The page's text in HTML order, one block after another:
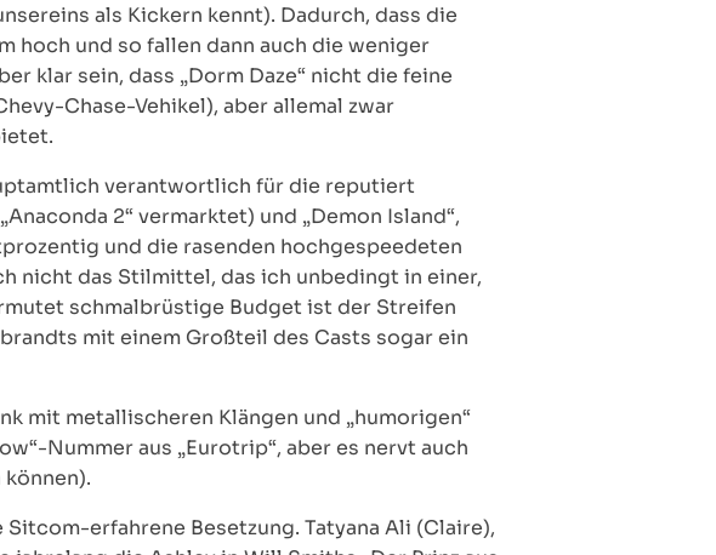
als Kickern kennt). Dadurch, dass die
hoch und so fallen dann auch die weniger
klar sein, dass „Dorm Daze“ nicht die feine
Chase-Vehikel), aber allemal zwar
verantwortlich für die reputiert
2“ vermarktet) und „Demon Island“,
und die rasenden hochgespeedeten
nicht das Stilmittel, das ich unbedingt in einer,
schmalbrüstige Budget ist der Streifen
mit einem Großteil des Casts sogar ein
mit metallischeren Klängen und „humorigen“
Nummer aus „Eurotrip“, aber es nervt auch
erfahrene Besetzung. Tatyana Ali (Claire),